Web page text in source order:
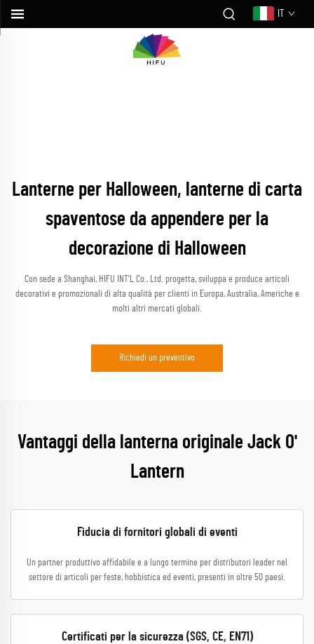
Lanterne per Halloween, lanterne di carta
spaventose da appendere per la
decorazione di Halloween
Con sede a Shanghai, HIFU INT’L Co., Ltd. progetta, sviluppa e produce articoli
decorativi e promozionali di alta qualità per clienti in Europa, Australia, Americhe e
molti altri mercati globali.
Richiedi un preventivo
Vantaggi della lanterna originale Jack O'
Lantern
Fiducia di fornitori globali di eventi
Un partner produttivo affidabile e a lungo termine per distributori leader nel
settore di articoli per feste, hobbistica ed eventi, presenti in oltre 50 paesi.
Certificati per la sicurezza (SGS, CE, EN71)